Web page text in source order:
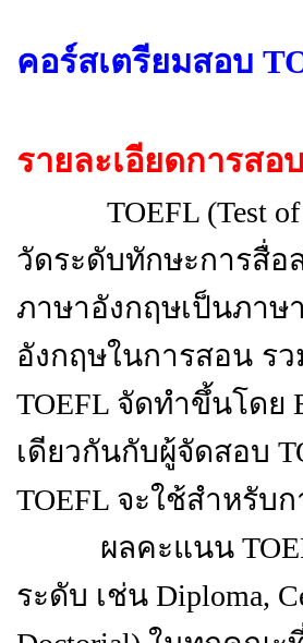
คอร์สเตรียมสอบ
รายละเอียดการสอบ
TOEFL (Test of
วัดระดับทักษะการสื่อ
ภาษาอังกฤษเป็นภาษ
อังกฤษในการสอน ร
TOEFL จัดทำขึ้นโดย
เดียวกันกับผู้จัดสอบ
TOEFL จะใช้สำหรับ
ผลคะแนน
ระดับ เช่น Diploma,